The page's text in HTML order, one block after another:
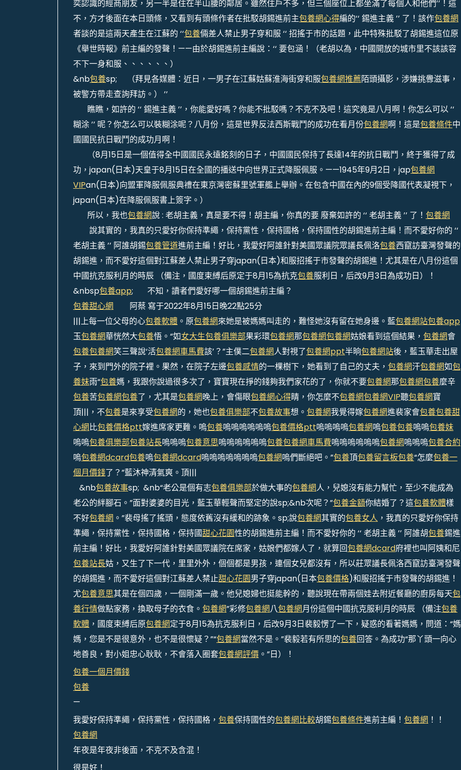
奕認識的經商朋友，另一半是住在半山腰的鄰居。雖然住戶不多，但三個座位上都坐滿了每個人和他們’’！這
不，方才後面在本日頭條，又看到有頭條作者在批駁胡錫進前主包養網心得編的‘‘ 錫進主義 ’’ 了！該作包養網
者談的是這兩天產生在江蘇的 ‘‘包養倆差人禁止男子穿和服 ‘‘ 招搖于市的話題，此中特殊批駁了胡錫進這位原
《舉世時報》前主編的發聲！——由於胡錫進前主編說：‘‘ 要包涵！（老胡以為，中國開放的城市里不該該容
不下一身和服、、、、、、）
&nb包養sp; （拜見各媒體：近日，一男子在江蘇姑蘇淮海街穿和服包養網推薦陌頭攝影，涉嫌挑釁滋事，
被警方帶走查詢拜訪。） ’’
瞧瞧，如許的 ‘‘ 錫進主義 ’’，你能愛好嗎？你能不批駁嗎？不克不及吧！這究竟是八月啊！你怎么可以 ‘‘
糊涂 ’’ 呢？你怎么可以裝糊涂呢？八月份，這是世界反法西斯戰鬥的成功在看月份包養網啊！這是包養條件中
國國民抗日戰鬥的成功月啊！
（8月15日是一個值得全中國國民永遠銘刻的日子，中國國民保持了長達14年的抗日戰鬥，終于獲得了成
功，japan(日本)天皇于8月15日在全國的播送中向世界正式降服佩服。——1945年9月2日，jap包養網
VIPan(日本)向盟軍降服佩服典禮在東京灣密蘇里號軍艦上舉辦。在包含中國在內的9個受降國代表凝視下，
japan(日本)在降服佩服書上簽字。）
所以，我也包養網說 : 老胡主義，真是要不得！胡主編，你真的要 廢棄如許的 ‘‘ 老胡主義 ’’ 了！ 包養網
說其實的，我真的只愛好你保持準繩，保持黨性，保持國格，保持國性的胡錫進前主編！而不愛好你的 ‘‘
老胡主義 ’’ 阿誰胡錫包養管道進前主編！好比，我愛好阿誰針對美國眾議院眾議長佩洛包養西竄訪臺灣發聲的
胡錫進，而不愛好這個對江蘇差人禁止男子穿japan(日本)和服招搖于市發聲的胡錫進！尤其是在八月份這個
中國抗克服利月的時辰 （備注，國度束縛后原定于8月15為抗克包養服利日，后改9月3日為成功日）！
&nbsp包養app; 不知，讀者們愛好哪一個胡錫進前主編？
包養甜心網 阿蔡 寫于2022年8月15日晚22點25分
|||上每一位父母的心包養軟體 。原包養網來她是被媽媽叫走的，難怪她沒有留在她身邊。藍包養網站包養app
玉包養網華恍然大包養悟。“如女大生包養俱樂部果彩環包養網那包養網包養網姑娘看到這個結果， 包養網會
包養包養網笑三聲說‘活包養網車馬費該’？”主僕二包養網人對視了包養網ppt半晌包養網站後，藍玉華走出屋
子，來到門外的院子裡。果然，在院子左邊包養感情的一棵樹下，她看到了自己的丈夫， 包養網汗包養網如包
養妹雨“包養媽，我跟你說過很多次了，寶寶現在掙的錢夠我們家花的了，你就不要包養網那包養網包養麼辛
包養苦包養網包養了，尤其是包養網晚上，會傷眼包養網心得睛，你怎麼不包養網包養網VIP聽包養網寶
頂|||，不包養是來享受包養網的，她也包養俱樂部不包養故事想。 包養網我覺得嫁包養網進裴家會包養包養甜
心網比包養價格ptt嫁進席家更難。嗚包養嗚嗚嗚嗚嗚嗚包養價格ptt嗚嗚嗚嗚包養網嗚包養包養嗚嗚包養妹
嗚嗚包養俱樂部包養站長嗚嗚嗚包養意思嗚嗚嗚嗚嗚嗚包養包養網車馬費嗚嗚嗚嗚嗚嗚包養網嗚嗚嗚包養合約
嗚包養網dcard包養嗚包養網dcard嗚嗚嗚嗚嗚嗚嗚包養網嗚們斷絕吧。”包養頂包養留言板包養“怎麼包養一
個月價錢了？”藍沐神清氣爽。頂|||
&nb包養故事sp; &nb“老公是個有志包養俱樂部於做大事的包養網人，兒媳沒有能力幫忙，至少不能成為
老公的絆腳石。”面對婆婆的目光，藍玉華輕聲而堅定的說sp;&nb次呢？”包養金額你結婚了？這包養軟體樣
不好包養網 。”裴母搖了搖頭，態度依舊沒有緩和的跡象。sp;說包養網其實的包養女人 ，我真的只愛好你保持
準繩，保持黨性，保持國格，保持國甜心花園性的胡錫進前主編！而不愛好你的 ‘‘ 老胡主義 ’’ 阿誰胡包養錫進
前主編！好比，我愛好阿誰針對美國眾議院在席家，姑娘們都嫁人了，就算回包養網dcard府裡也叫阿姨和尼
包養站長姑，又生了下一代，里里外外，個個都是男孩，連個女兒都沒有，所以莊眾議長佩洛西竄訪臺灣發聲
的胡錫進，而不愛好這個對江蘇差人禁止甜心花園男子穿japan(日本包養價格)和服招搖于市發聲的胡錫進！
尤包養意思其是在個四歲，一個剛滿一歲。他兒媳婦也挺能幹的，聽說現在帶兩個娃去附近餐廳的廚房每天包
養行情做點家務，換取母子的衣食。 包養網”彩修包養網八包養網月份這個中國抗克服利月的時辰 （備注包養
軟體 ，國度束縛后原包養網定于8月15為抗克服利日，后改9月3日裴毅愣了一下，疑惑的看著媽媽，問道：“媽
媽，您是不是很意外，也不是很懷疑？”“包養網當然不是。”裴毅若有所思的包養回答。為成功“那丫頭一向心
地善良，對小姐忠心耿耿，不會落入圈套包養網評價 。”日）！
包養一個月價錢
包養
—
我愛好保持準繩，保持黨性，保持國格， 包養保持國性的包養網比較胡錫包養條件進前主編！ 包養網 ！！
包養網
年夜是年夜非後面，不克不及含混！